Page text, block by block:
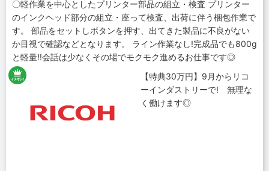
〇軽作業を中心としたプリンター部品の組立・検査 プリンター
のインクヘッド部分の組立・座って検査、出荷に伴う梱包作業で
す。 部品をセットしボタンを押す、出てきた製品に不良がない
か目視で確認などとなります。 ライン作業なし!完成品でも800g
と軽量!!会話は少なくその場でモクモク進めるお仕事です◎
【特典30万円】9月からリコ
ーインダストリーで! 無理な
く働けます◎